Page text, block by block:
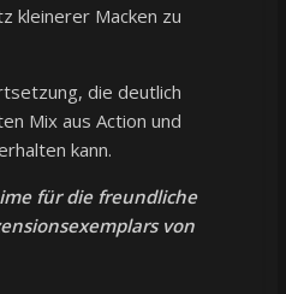
kleinerer Macken zu
die deutlich
Mix aus Action und
kann.
für die freundliche
von